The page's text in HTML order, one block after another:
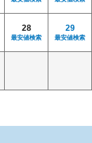
28
最安値検索
29
最安値検索